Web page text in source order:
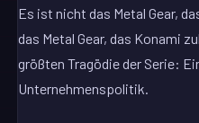
Es ist nicht das Metal Gear,
das Metal Gear, das Konami
größten Tragödie der Serie:
Unternehmenspolitik.